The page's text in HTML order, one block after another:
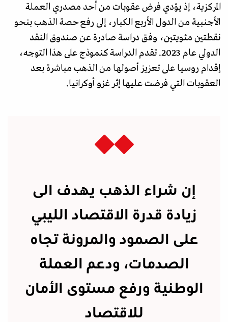
المركزية، إذ يؤدي فرض عقوبات من أحد مصدري العملة
الأجنبية من الدول الأربع الكبار، إلى رفع حصة الذهب بنحو
نقطتين مئويتين، وفق دراسة صادرة عن صندوق النقد
الدولي عام 2023. تقدم الدراسة كنموذج على هذا التوجه،
إقدام روسيا على تعزيز أصولها من الذهب مباشرة بعد
العقوبات التي فرضت عليها إثر غزو أوكرانيا.
إن شراء الذهب يهدف الى
زيادة قدرة الاقتصاد الليبي
على الصمود والمرونة تجاه
الصدمات، ودعم العملة
الوطنية ورفع مستوى الأمان
للاقتصاد